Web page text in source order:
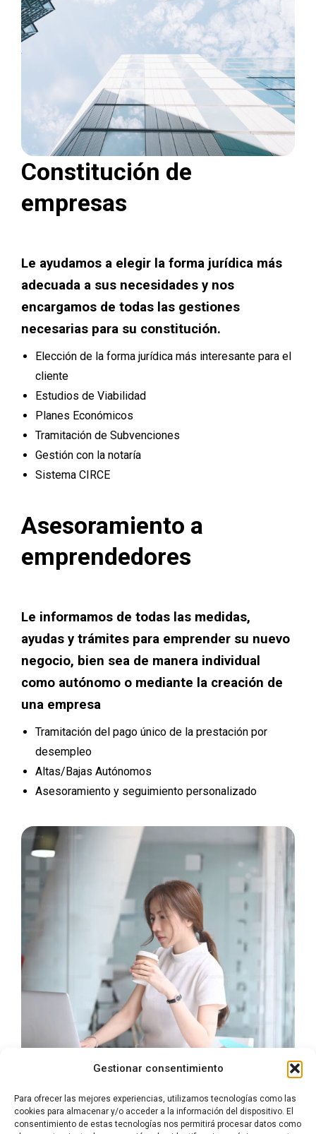
Gestionar consentimiento
Para ofrecer las mejores experiencias, utilizamos tecnologías como las
cookies para almacenar y/o acceder a la información del dispositivo. El
consentimiento de estas tecnologías nos permitirá procesar datos como
Constitución de
empresas
Le ayudamos a elegir la forma jurídica más
adecuada a sus necesidades y nos
encargamos de todas las gestiones
necesarias para su constitución.
Elección de la forma jurídica más interesante para el
cliente
Estudios de Viabilidad
Planes Económicos
Tramitación de Subvenciones
Gestión con la notaría
Sistema CIRCE
Asesoramiento a
emprendedores
Le informamos de todas las medidas,
ayudas y trámites para emprender su nuevo
negocio, bien sea de manera individual
como autónomo o mediante la creación de
una empresa
Tramitación del pago único de la prestación por
desempleo
Altas/Bajas Autónomos
Asesoramiento y seguimiento personalizado